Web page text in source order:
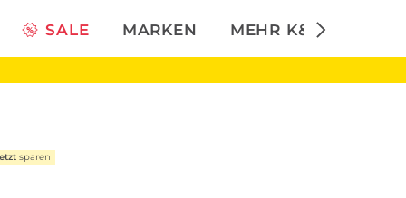
SALE MARKEN MEHR K&Ö
sparen